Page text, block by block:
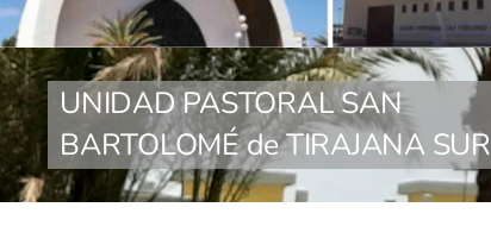
UNIDAD PASTORAL SAN
BARTOLOMÉ de TIRAJANA SUR